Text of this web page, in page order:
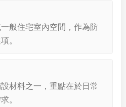
般住宅室內空間，作為防
。
材料之一，重點在於日常
。